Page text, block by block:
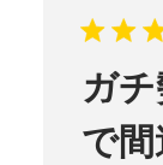
ガ
で間